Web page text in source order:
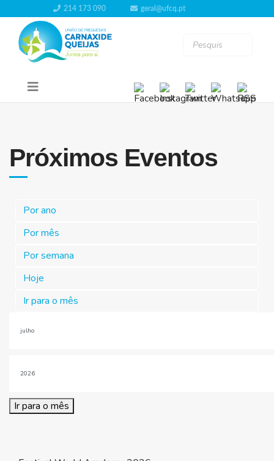
214 173 090 geral@ufcq.pt
Próximos Eventos
Por ano
Por mês
Por semana
Hoje
Ir para o mês
Ir para o mês